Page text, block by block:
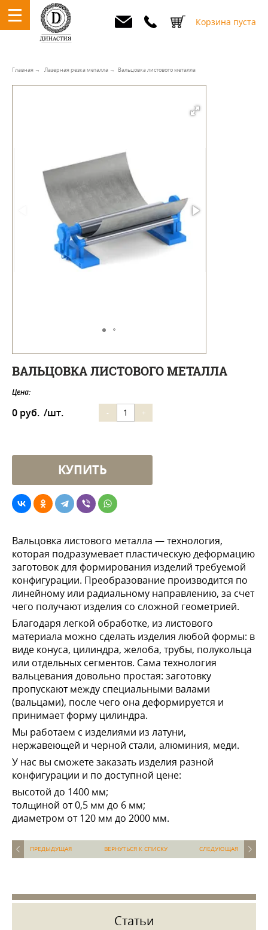
Корзина пуста
Статьи
Главная Лазерная резка металла Вальцовка листового металла
ВАЛЬЦОВКА ЛИСТОВОГО МЕТАЛЛА
Цена:
0 руб. /шт. - +
Вальцовка листового металла — технология,
которая подразумевает пластическую деформацию
заготовок для формирования изделий требуемой
конфигурации. Преобразование производится по
линейному или радиальному направлению, за счет
чего получают изделия со сложной геометрией.
Благодаря легкой обработке, из листового
материала можно сделать изделия любой формы: в
виде конуса, цилиндра, желоба, трубы, полукольца
или отдельных сегментов. Сама технология
вальцевания довольно простая: заготовку
пропускают между специальными валами
(вальцами), после чего она деформируется и
принимает форму цилиндра.
Мы работаем с изделиями из латуни,
нержавеющей и черной стали, алюминия, меди.
У нас вы сможете заказать изделия разной
конфигурации и по доступной цене:
высотой до 1400 мм;
толщиной от 0,5 мм до 6 мм;
диаметром от 120 мм до 2000 мм.
ПРЕДЫДУЩАЯ ВЕРНУТЬСЯ К СПИСКУ СЛЕДУЮЩАЯ